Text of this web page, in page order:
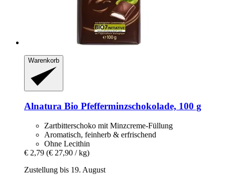
Warenkorb
Alnatura Bio Pfefferminzschokolade, 100 g
Zartbitterschoko mit Minzcreme-Füllung
Aromatisch, feinherb & erfrischend
Ohne Lecithin
€ 2,79 (€ 27,90 / kg)
Zustellung bis 19. August